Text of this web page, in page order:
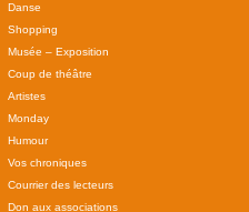
Danse
Shopping
Musée – Exposition
Coup de théâtre
Artistes
Monday
Humour
Vos chroniques
Courrier des lecteurs
Don aux associations